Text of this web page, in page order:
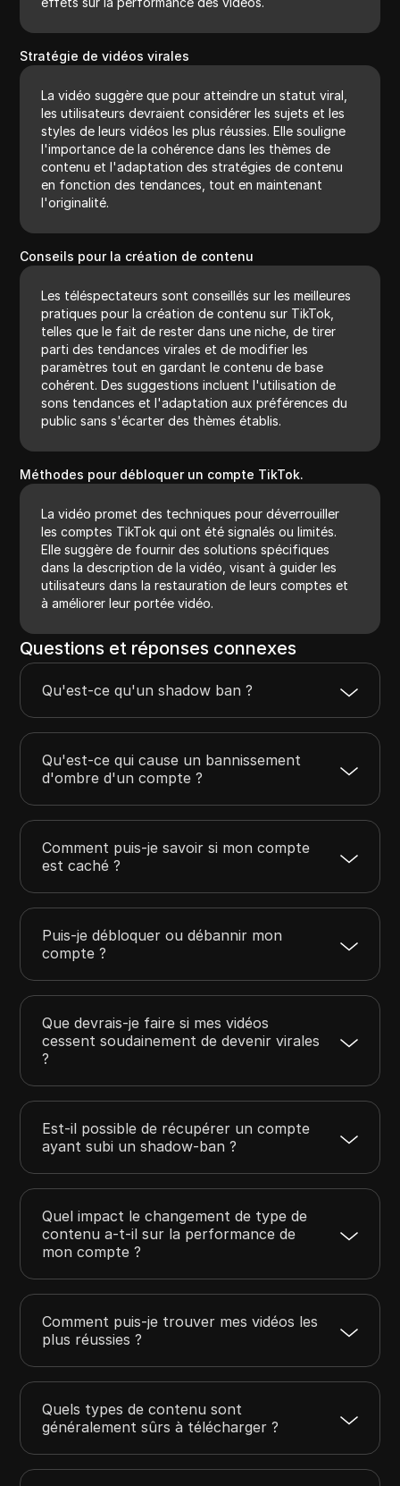
Stratégie de vidéos virales
La vidéo suggère que pour atteindre un statut viral,
les utilisateurs devraient considérer les sujets et les
styles de leurs vidéos les plus réussies. Elle souligne
l'importance de la cohérence dans les thèmes de
contenu et l'adaptation des stratégies de contenu
en fonction des tendances, tout en maintenant
l'originalité.
Conseils pour la création de contenu
Les téléspectateurs sont conseillés sur les meilleures
pratiques pour la création de contenu sur TikTok,
telles que le fait de rester dans une niche, de tirer
parti des tendances virales et de modifier les
paramètres tout en gardant le contenu de base
cohérent. Des suggestions incluent l'utilisation de
sons tendances et l'adaptation aux préférences du
public sans s'écarter des thèmes établis.
Méthodes pour débloquer un compte TikTok.
La vidéo promet des techniques pour déverrouiller
les comptes TikTok qui ont été signalés ou limités.
Elle suggère de fournir des solutions spécifiques
dans la description de la vidéo, visant à guider les
utilisateurs dans la restauration de leurs comptes et
à améliorer leur portée vidéo.
Questions et réponses connexes
Qu'est-ce qu'un shadow ban ?
Qu'est-ce qui cause un bannissement
d'ombre d'un compte ?
Comment puis-je savoir si mon compte
est caché ?
Puis-je débloquer ou débannir mon
compte ?
Que devrais-je faire si mes vidéos
cessent soudainement de devenir virales
?
Est-il possible de récupérer un compte
ayant subi un shadow-ban ?
Quel impact le changement de type de
contenu a-t-il sur la performance de
mon compte ?
Comment puis-je trouver mes vidéos les
plus réussies ?
Quels types de contenu sont
généralement sûrs à télécharger ?